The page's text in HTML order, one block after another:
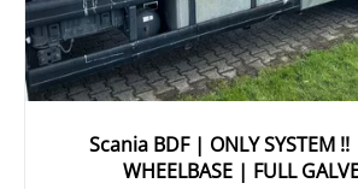
Scania BDF | ONLY SYSTEM
WHEELBASE | FULL